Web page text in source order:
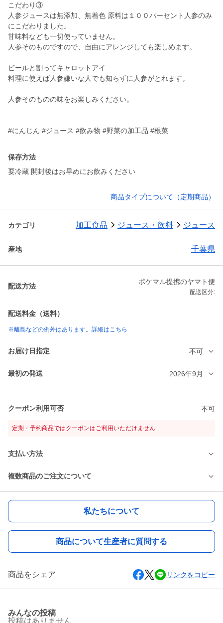
こだわり③
人参ジュースは無添加、無着色 原料は１００パーセント人参のみ
にこだわりました。
甘味料なども一切使っていません。
人参そのものですので、自由にアレンジしても楽しめます。
ビールと割ってキャロットアイ
料理に使えば人参嫌いな人でも知らずに人参がとれます。
人参そのものの味をお楽しみください。
#にんじん #ジュース #飲み物 #野菜の加工品 #根菜
保存方法
要冷蔵 開封後はお早めにお飲みください
商品タイプについて（定期商品）
カテゴリ 加工食品 ジュース・飲料 ジュース
産地 千葉県
配送方法
ポケマル提携のヤマト便
配送区分:
配送料金（送料）
※離島などの例外はあります。詳細はこちら
お届け日指定 不可
最初の発送 2026年9月
クーポン利用可否 不可
定期・予約商品ではクーポンはご利用いただけません
支払い方法
複数商品のご注文について
私たちについて
商品について生産者に質問する
商品をシェア リンクをコピー
みんなの投稿
投稿はありません